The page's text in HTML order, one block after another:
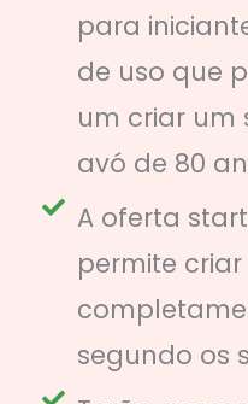
para
de uso que
um criar um
avó de 80
A oferta
permite
segundo os